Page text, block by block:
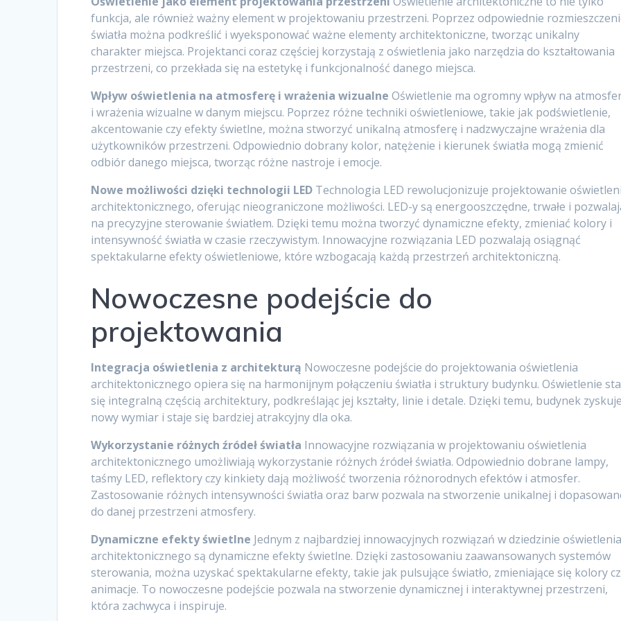
funkcja, ale również ważny element w projektowaniu przestrzeni. Poprzez odpowiednie
światła można podkreślić i wyeksponować ważne elementy architektoniczne, tworząc unikalny
charakter miejsca. Projektanci coraz częściej korzystają z oświetlenia jako narzędzia do kształtowania
przestrzeni, co przekłada się na estetykę i funkcjonalność danego miejsca.
Wpływ oświetlenia na atmosferę i wrażenia wizualne Oświetlenie ma ogromny wpływ na
i wrażenia wizualne w danym miejscu. Poprzez różne techniki oświetleniowe, takie jak podświetlenie,
akcentowanie czy efekty świetlne, można stworzyć unikalną atmosferę i nadzwyczajne wrażenia dla
użytkowników przestrzeni. Odpowiednio dobrany kolor, natężenie i kierunek światła mogą zmienić
odbiór danego miejsca, tworząc różne nastroje i emocje.
Nowe możliwości dzięki technologii LED Technologia LED rewolucjonizuje projektowanie
architektonicznego, oferując nieograniczone możliwości. LED-y są energooszczędne, trwałe i
na precyzyjne sterowanie światłem. Dzięki temu można tworzyć dynamiczne efekty, zmieniać kolory i
intensywność światła w czasie rzeczywistym. Innowacyjne rozwiązania LED pozwalają osiągnąć
spektakularne efekty oświetleniowe, które wzbogacają każdą przestrzeń architektoniczną.
Nowoczesne podejście do
projektowania
Integracja oświetlenia z architekturą Nowoczesne podejście do projektowania oświetlenia
architektonicznego opiera się na harmonijnym połączeniu światła i struktury budynku. Oświetlenie
się integralną częścią architektury, podkreślając jej kształty, linie i detale. Dzięki temu, budynek
nowy wymiar i staje się bardziej atrakcyjny dla oka.
Wykorzystanie różnych źródeł światła Innowacyjne rozwiązania w projektowaniu oświetlenia
architektonicznego umożliwiają wykorzystanie różnych źródeł światła. Odpowiednio dobrane lampy,
taśmy LED, reflektory czy kinkiety dają możliwość tworzenia różnorodnych efektów i atmosfer.
Zastosowanie różnych intensywności światła oraz barw pozwala na stworzenie unikalnej i
do danej przestrzeni atmosfery.
Dynamiczne efekty świetlne Jednym z najbardziej innowacyjnych rozwiązań w dziedzinie
architektonicznego są dynamiczne efekty świetlne. Dzięki zastosowaniu zaawansowanych systemów
sterowania, można uzyskać spektakularne efekty, takie jak pulsujące światło, zmieniające się kolory
animacje. To nowoczesne podejście pozwala na stworzenie dynamicznej i interaktywnej przestrzeni,
która zachwyca i inspiruje.